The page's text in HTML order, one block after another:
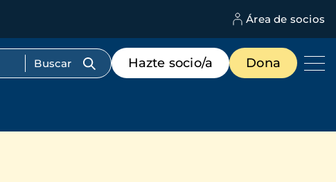
Área de socios
Menú
de
destacados
Hazte socio/a Dona